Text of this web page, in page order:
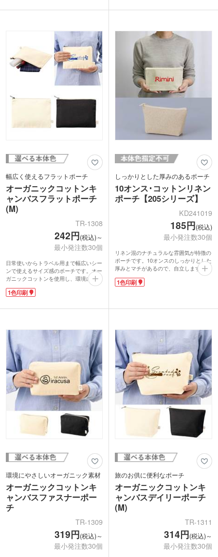
があり丈夫な10オンス生地です。
なりますよ。コスメショップの購入特典
や、美容サロンの開店記念品などにいか
がでしょうか。
利。厚みがあり丈夫な10オンス生地で
ブランドロゴを印刷するだけで、もらっ
て嬉しいオリジナルグッズになります。
オープンキャンパスの来場特典や雑貨店
の購入特典などにおすすめです。
幅広く使えるフラットポーチ
オーガニックコットンキ
ャンバスフラットポーチ
(M)
TR-1308
242円(税込)～
最小発注数30個
日常使いからトラベル用まで幅広いシー
ンで使えるサイズ感のポーチです。オー
ガニックコットンを使用し、環境に配慮
されて作られているのもポイント。厚み
があり丈夫な10オンス生地です。モバイ
もよし、アメニティグッズを入れてもよ
アーティストのコンサートグッズや、同
人イベントのノベルティなどにぴったり
です。
1色印刷
しっかりとした厚みのあるポーチ
10オンス･コットンリネン
ポーチ【205シリーズ】
KD241019
185円(税込)
最小発注数30個
リネン混のナチュラルな雰囲気が特徴の
ポーチです。10オンスのしっかりとした
厚みとマチがあるので、自立します。大
きめのファスナーも使いやすいポイン
ト。ペンケースとしても使用できる横幅
いサイズのポーチは、アパレルや美容関
ャンペーンにもおすすめです。
1色印刷
環境にやさしいオーガニック素材
オーガニックコットンキ
ャンバスファスナーポー
チ
TR-1309
319円(税込)～
最小発注数30個
旅のお供に便利なポーチ
オーガニックコットンキ
ャンバスデイリーポーチ
(M)
TR-1311
314円(税込)～
最小発注数30個